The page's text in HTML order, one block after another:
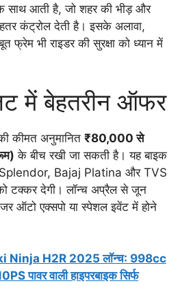
साथ आती है, जो शहर की भीड़ और
कंट्रोल देती है। इसके अलावा,
भी राइडर की सुरक्षा को ध्यान में
में बेहतरीन ऑफर
कीमत अनुमानित ₹80,000 से
के बीच रखी जा सकती है। यह बाइक
Bajaj Platina और TVS
टक्कर देगी। लॉन्च अप्रैल से जून
ऑटो एक्सपो या स्पेशल इवेंट में होने
Ninja H2R 2025 लॉन्च: 998cc
पावर वाली हाइपरबाइक सिर्फ